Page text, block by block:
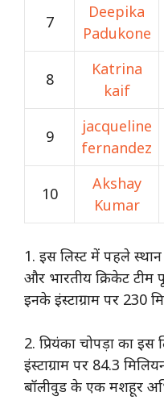
7
Deepika
Padukone
8
Katrina
kaif
9
jacqueline
fernandez
10
Akshay
Kumar
1. इस लिस्ट में पहले स्थान
और भारतीय क्रिकेट टीम
इनके इंस्टाग्राम पर 230
2. प्रियंका चोपड़ा का
इंस्टाग्राम पर 84.3
बॉलीवुड के एक मशहूर